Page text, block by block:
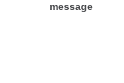
message